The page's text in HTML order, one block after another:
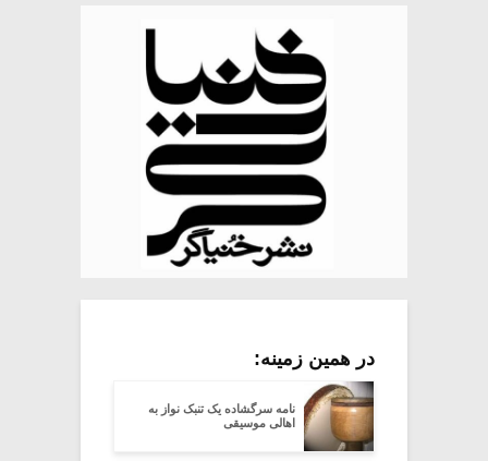
در همین زمینه:
نامه سرگشاده یک تنبک نواز به
اهالی موسیقی